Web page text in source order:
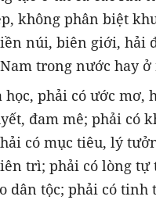
không phân biệt
núi, biên giới, hải
trong nước hay ở
học, phải có ước mơ,
đam mê; phải có
có mục tiêu, lý
trì; phải có lòng tự
dân tộc; phải có tinh